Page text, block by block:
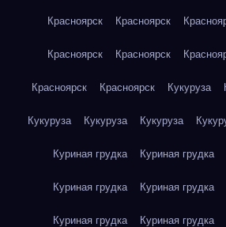
Красноярск Красноярск
Красноярск Красноярск
Красноярск Красноярск Кукуруза
Кукуруза Кукуруза Кукуруза
Куриная грудка Куриная грудка
Куриная грудка Куриная грудка
Куриная грудка Куриная грудка